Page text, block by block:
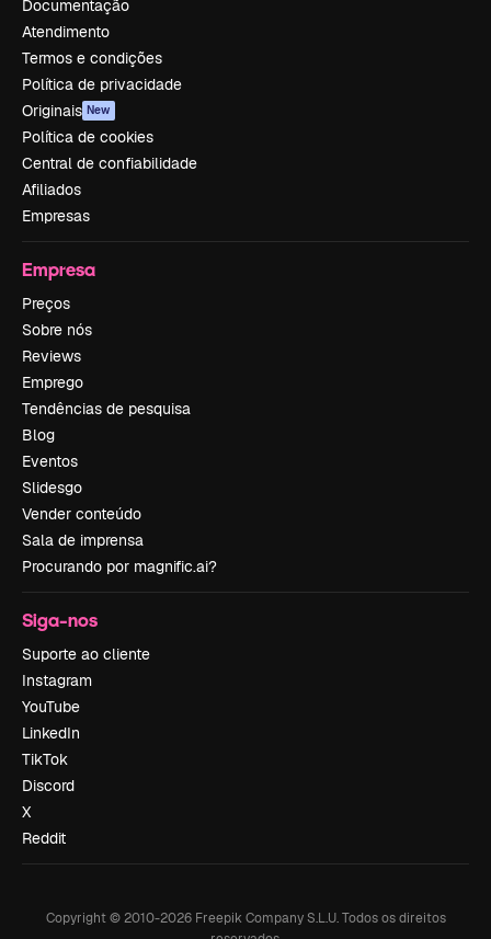
Documentação
Atendimento
Termos e condições
Política de privacidade
Originais New
Política de cookies
Central de confiabilidade
Afiliados
Empresas
Empresa
Preços
Sobre nós
Reviews
Emprego
Tendências de pesquisa
Blog
Eventos
Slidesgo
Vender conteúdo
Sala de imprensa
Procurando por magnific.ai?
Siga-nos
Suporte ao cliente
Instagram
YouTube
LinkedIn
TikTok
Discord
X
Reddit
Copyright © 2010-2026Freepik Company S.L.U. Todos os direitos